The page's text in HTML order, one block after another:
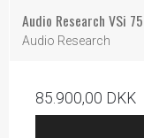
Audio Research VSi 75
Audio Research
85.900,00 DKK